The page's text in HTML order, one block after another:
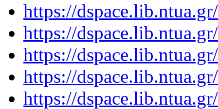
https://
https://
https://
https://
https://